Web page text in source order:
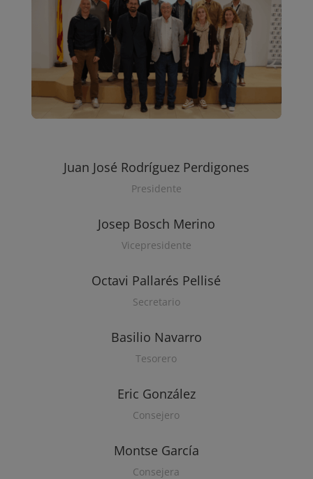
Juan José Rodríguez Perdigones
Presidente
Josep Bosch Merino
Vicepresidente
Octavi Pallarés Pellisé
Secretario
Basilio Navarro
Tesorero
Eric González
Consejero
Montse García
Consejera